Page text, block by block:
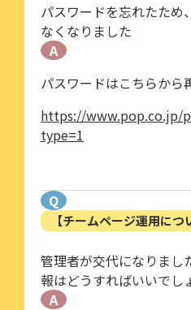
パスワードを忘れたため
なくなりました
A
パスワードはこちらから
https://www.pop.co.jp/
type=1
Q
【チームページ運用につ
管理者が交代になりまし
報はどうすればいいでし
A